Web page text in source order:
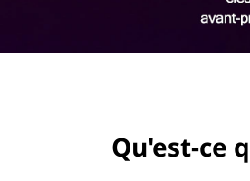
a
Qu'est-ce